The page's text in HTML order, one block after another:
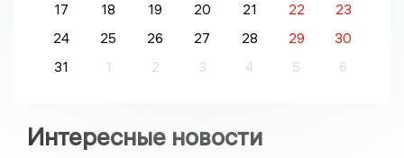
17
18 19 20 21 22
23
24
25 26 27 28 29
30
31
1 2 3 4 5 6
Интересные новости